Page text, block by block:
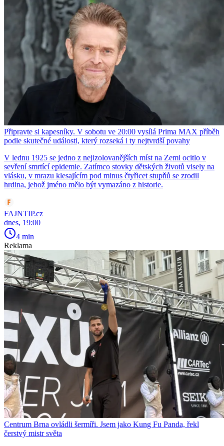
Připravte si kapesníky. V sobotu ve 20:00 vysílá Prima MAX příběh
podle skutečné události, který rozseká i ty nejtvrdší povahy
V lednu 1925 se jedno z nejizolovanějších míst na Zemi ocitlo v
sevření smrtící epidemie. Zatímco stovky dětských životů visely na
vlásku, v mrazu klesajícím pod minus čtyřicet stupňů se zrodil
hrdina, jehož jméno mělo být vymazáno z historie.
FAJNTIP.cz
dnes, 19:00
4 min
Reklama
Centrum Brna ovládli šermíři. Jsem jako Kung Fu Panda, řekl
čerstvý mistr světa